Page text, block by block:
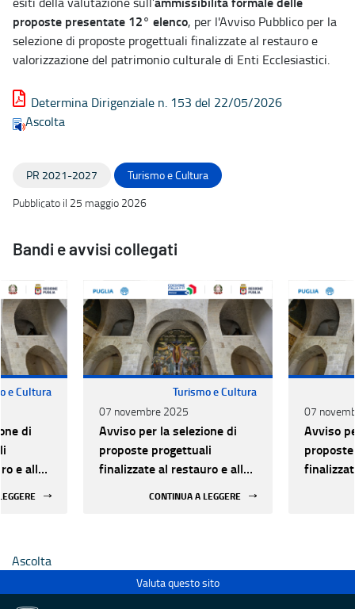
proposte presentate 12° elenco, per l'Avviso Pubblico per la
selezione di proposte progettuali finalizzate al restauro e
valorizzazione del patrimonio culturale di Enti Ecclesiastici.
Determina Dirigenziale n. 153 del 22/05/2026
Ascolta
PR 2021-2027
Turismo e Cultura
Pubblicato il 25 maggio 2026
Bandi e avvisi collegati
e Cultura
di
e alla
Turismo e Cultura
07 novembre 2025
Avviso per la selezione di
proposte progettuali
finalizzate al restauro e alla
CONTINUA A LEGGERE
07
Avviso
Ascolta
Valuta questo sito